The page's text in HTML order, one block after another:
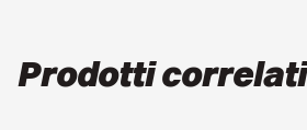
Prodotti correlati